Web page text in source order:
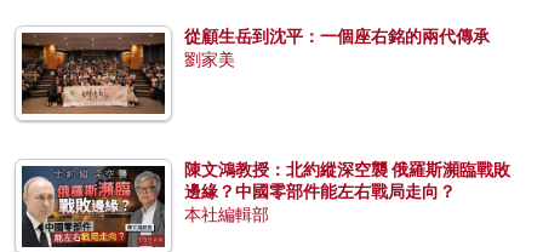
從顧生岳到沈平：一個座右銘的兩代傳承
劉家美
陳文鴻教授：北約縱深空襲 俄羅斯瀕臨戰敗
邊緣？中國零部件能左右戰局走向？
本社編輯部